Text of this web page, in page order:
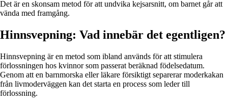
Det är en skonsam metod för att undvika kejsarsnitt, om barnet går att
vända med framgång.
Hinnsvepning: Vad innebär det egentligen?
Hinnsvepning är en metod som ibland används för att stimulera
förlossningen hos kvinnor som passerat beräknad födelsedatum.
Genom att en barnmorska eller läkare försiktigt separerar moderkakan
från livmoderväggen kan det starta en process som leder till
förlossning.